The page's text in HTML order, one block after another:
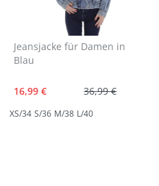
Jeansjacke für Damen in
Blau
36,99 €
16,99 €
XS/34 S/36 M/38 L/40